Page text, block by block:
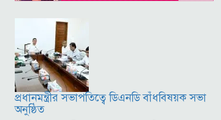
প্রধানমন্ত্রীর সভাপতিত্বে ডিএনডি বাঁধবিষয়ক সভা
অনুষ্ঠিত